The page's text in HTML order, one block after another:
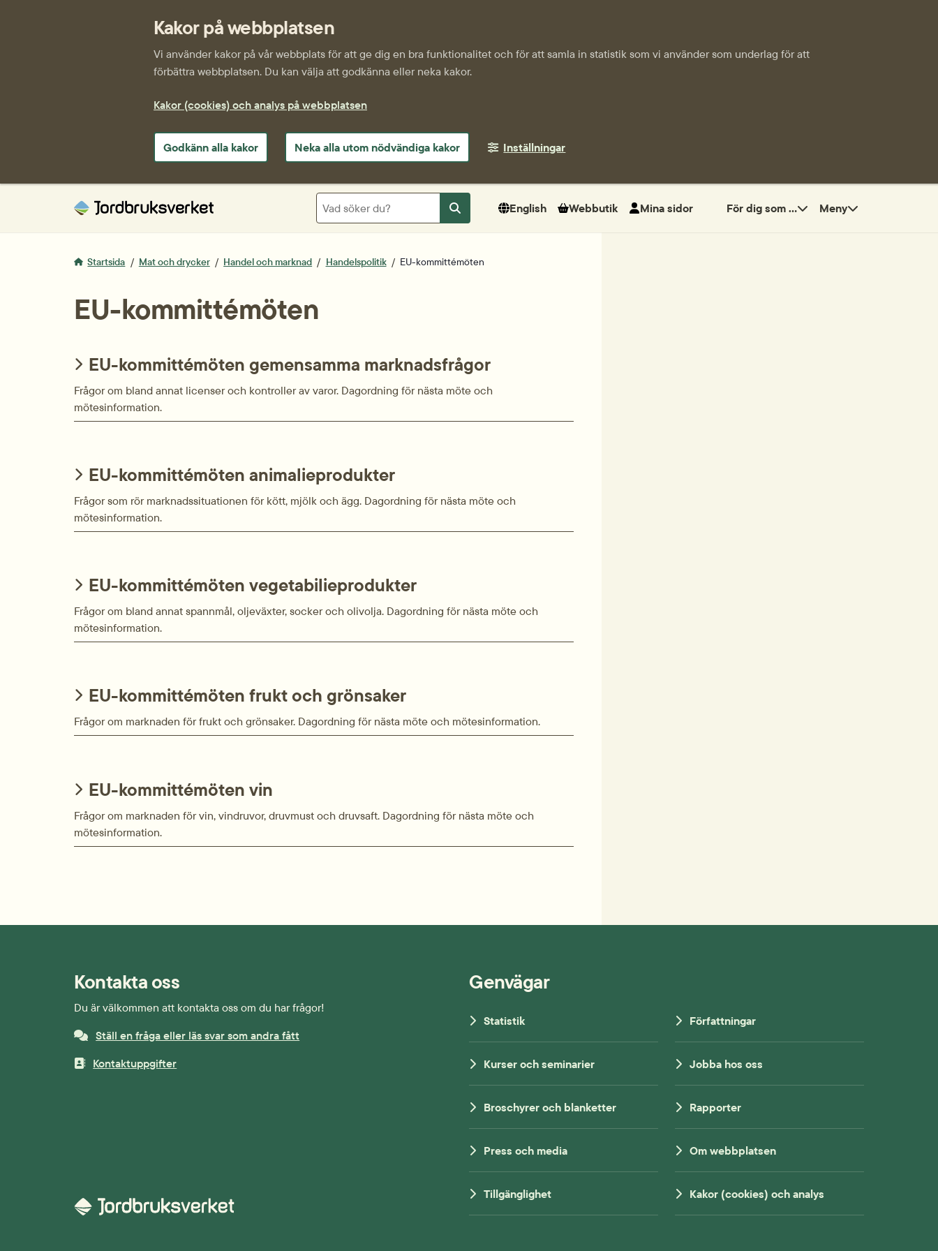
Kakor på webbplatsen
Vi använder kakor på vår webbplats för att ge dig en bra funktionalitet och för att samla in statistik som vi använder som underlag för att
förbättra webbplatsen. Du kan välja att godkänna eller neka kakor.
Kakor (cookies) och analys på webbplatsen
Godkänn alla kakor Neka alla utom nödvändiga kakor Inställningar
Sök
Sök
English Webbutik Mina sidor För dig som ... Meny
Startsida Mat och drycker Handel och marknad Handelspolitik EU-kommittémöten
EU-kommittémöten
EU-kommittémöten gemensamma marknadsfrågor
Frågor om bland annat licenser och kontroller av varor. Dagordning för nästa möte och
mötesinformation.
EU-kommittémöten animalieprodukter
Frågor som rör marknadssituationen för kött, mjölk och ägg. Dagordning för nästa möte och
mötesinformation.
EU-kommittémöten vegetabilieprodukter
Frågor om bland annat spannmål, oljeväxter, socker och olivolja. Dagordning för nästa möte och
mötesinformation.
EU-kommittémöten frukt och grönsaker
Frågor om marknaden för frukt och grönsaker. Dagordning för nästa möte och mötesinformation.
EU-kommittémöten vin
Frågor om marknaden för vin, vindruvor, druvmust och druvsaft. Dagordning för nästa möte och
mötesinformation.
Kontakta oss
Du är välkommen att kontakta oss om du har frågor!
Ställ en fråga eller läs svar som andra fått
Kontaktuppgifter
Genvägar
Statistik Författningar
Kurser och seminarier Jobba hos oss
Broschyrer och blanketter Rapporter
Press och media Om webbplatsen
Tillgänglighet Kakor (cookies) och analys